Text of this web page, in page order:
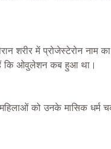
शरीर में प्रोजेस्टेरोन नाम
हैं कि ओवुलेशन कब हुआ था।
को उनके मासिक धर्म